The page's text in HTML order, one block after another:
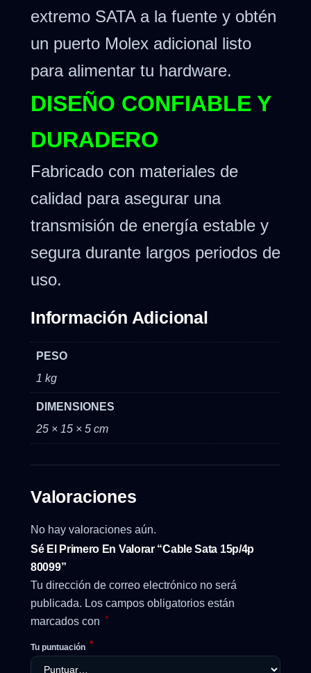
extremo SATA a la fuente y obtén
un puerto Molex adicional listo
para alimentar tu hardware.
DISEÑO CONFIABLE Y
DURADERO
Fabricado con materiales de
calidad para asegurar una
transmisión de energía estable y
segura durante largos periodos de
uso.
Información Adicional
PESO
1 kg
DIMENSIONES
25 × 15 × 5 cm
Valoraciones
No hay valoraciones aún.
Sé El Primero En Valorar “Cable Sata 15p/4p
80099”
Tu dirección de correo electrónico no será
publicada. Los campos obligatorios están
marcados con *
Tu puntuación *